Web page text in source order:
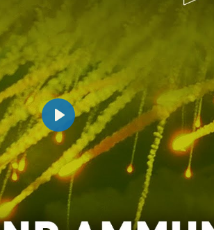
Play